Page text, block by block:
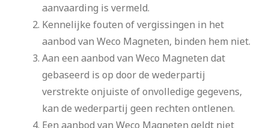
aanvaarding is vermeld.
Kennelijke fouten of vergissingen in het
aanbod van Weco Magneten, binden hem niet.
Aan een aanbod van Weco Magneten dat
gebaseerd is op door de wederpartij
verstrekte onjuiste of onvolledige gegevens,
kan de wederpartij geen rechten ontlenen.
Een aanbod van Weco Magneten geldt niet